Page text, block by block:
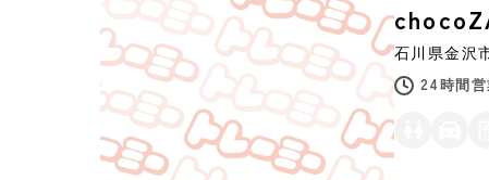
石川県金沢
24時間営